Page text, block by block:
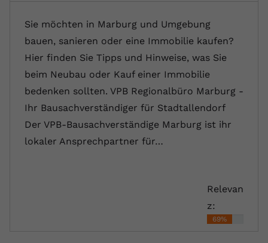
Sie möchten in Marburg und Umgebung
bauen, sanieren oder eine Immobilie kaufen?
Hier finden Sie Tipps und Hinweise, was Sie
beim Neubau oder Kauf einer Immobilie
bedenken sollten. VPB Regionalbüro Marburg -
Ihr Bausachverständiger für Stadtallendorf
Der VPB-Bausachverständige Marburg ist ihr
lokaler Ansprechpartner für…
Relevan
z:
69%